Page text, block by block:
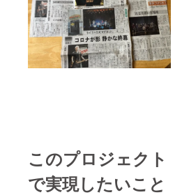
このプロジェクト
で実現したいこと